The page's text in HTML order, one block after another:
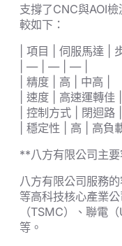
支撐了CNC與AOI
較如下：
| 項目 | 伺服馬達 |
| — | — | — |
| 精度 | 高 | 中高 |
| 速度 | 高速運轉佳
| 控制方式 | 閉迴路
| 穩定性 | 高 | 高負
**八方有限公司主
八方有限公司服務
等高科技核心產業
（TSMC）、聯電
等。